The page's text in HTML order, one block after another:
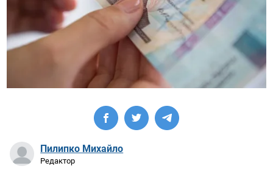
Пилипко Михайло
Редактор